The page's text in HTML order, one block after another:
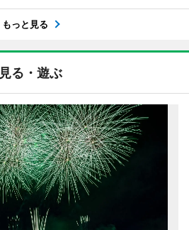
もっと見る
見る・遊ぶ